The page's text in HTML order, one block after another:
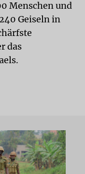
Menschen und
Geiseln in
das